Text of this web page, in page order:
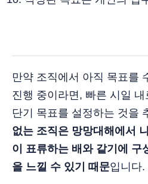
만약 조직에서 아직 목표를
진행 중이라면, 빠른 시일
단기 목표를 설정하는 것을
없는 조직은 망망대해에서
이 표류하는 배와 같기에 구
을 느낄 수 있기 때문입니다.